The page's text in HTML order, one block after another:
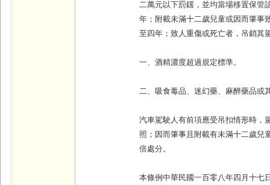
二萬元以下罰鍰，並均當場移置保管
年；附載未滿十二歲兒童或因而肇事
至四年；致人重傷或死亡者，吊銷其
一、酒精濃度超過規定標準。
二、吸食毒品、迷幻藥、麻醉藥品或
汽車駕駛人有前項應受吊扣情形時，
照；因而肇事且附載有未滿十二歲兒
倍處分。
本條例中華民國一百零八年四月十七